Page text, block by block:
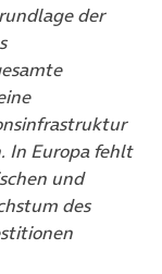
der
In Europa fehlt
und
des